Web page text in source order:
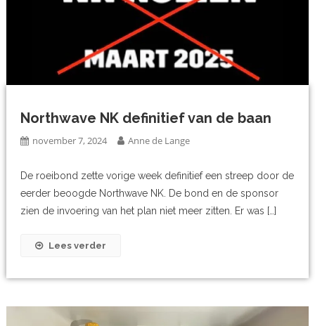
Northwave NK definitief van de baan
november 7, 2024 Anne de Lange
De roeibond zette vorige week definitief een streep door de
eerder beoogde Northwave NK. De bond en de sponsor
zien de invoering van het plan niet meer zitten. Er was […]
Lees verder